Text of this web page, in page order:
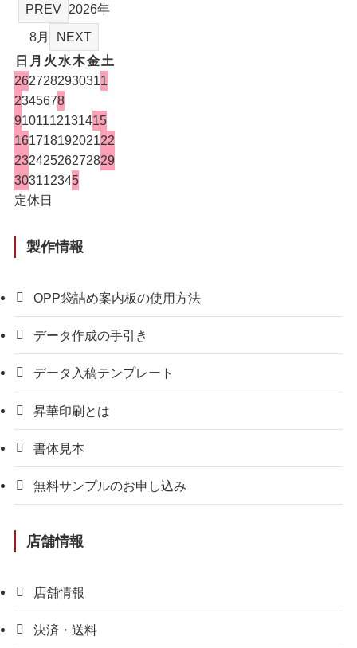
PREV 2026年
8月
NEXT
日 月 火 水木金土
2627282930311
2345678
9101112131415
16171819202122
23242526272829
303112345
定休日
製作情報
OPP袋詰め案内板の使用方法
データ作成の手引き
データ入稿テンプレート
昇華印刷とは
書体見本
無料サンプルのお申し込み
店舗情報
店舗情報
決済・送料